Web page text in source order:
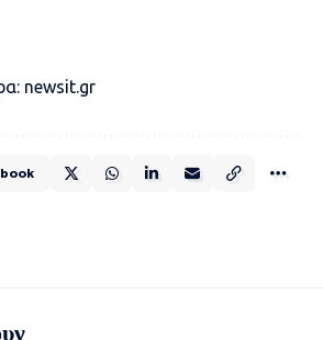
newsit.gr